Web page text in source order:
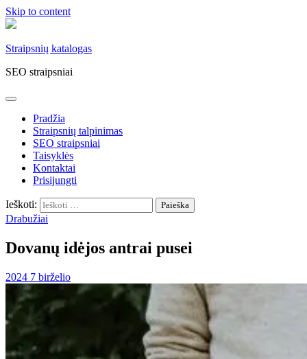
Skip to content
Straipsnių katalogas
SEO straipsniai
Pradžia
Straipsnių talpinimas
SEO straipsniai
Taisyklės
Kontaktai
Prisijungti
Ieškoti:
Drabužiai
Dovanų idėjos antrai pusei
2024 7 birželio